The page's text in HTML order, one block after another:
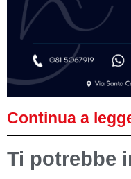
Continua a
Ti potrebbe